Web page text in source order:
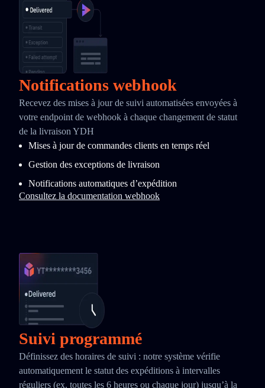
Notifications webhook
Recevez des mises à jour de suivi automatisées envoyées à
votre endpoint de webhook à chaque changement de statut
de la livraison YDH
Mises à jour de commandes clients en temps réel
Gestion des exceptions de livraison
Notifications automatiques d’expédition
Consultez la documentation webhook
Suivi programmé
Définissez des horaires de suivi : notre système vérifie
automatiquement le statut des expéditions à intervalles
réguliers (ex. toutes les 6 heures ou chaque jour) jusqu’à la